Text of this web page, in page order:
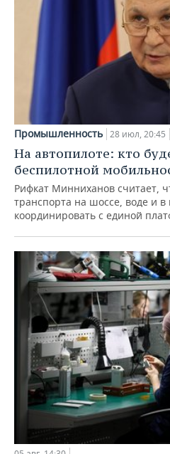
Промышленность 28 июл, 20:45
На автопилоте: кто
беспилотной
Рифкат Минниханов считает,
транспорта на шоссе, воде и в
координировать с единой